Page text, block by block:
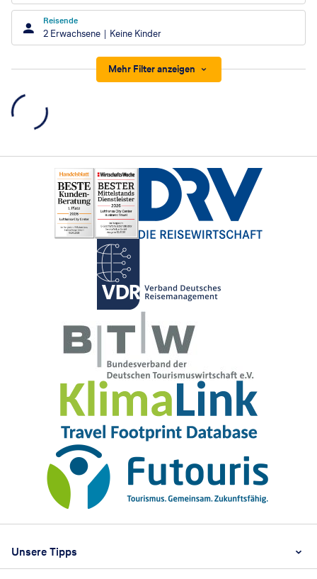
Reisende
2 Erwachsene Keine Kinder
Mehr Filter anzeigen
Unsere Tipps